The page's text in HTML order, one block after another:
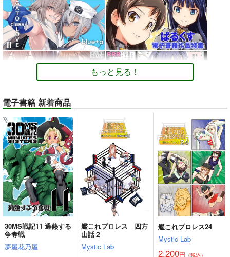
もっと見る！
電子書籍 新着商品
30MS戦記11 過熱する
争奪戦
夢屋花乃屋
艦これプロレス 四方
山話２
Mystic Lab
艦これプロレス24
Mystic Lab
2,200円 （税込）